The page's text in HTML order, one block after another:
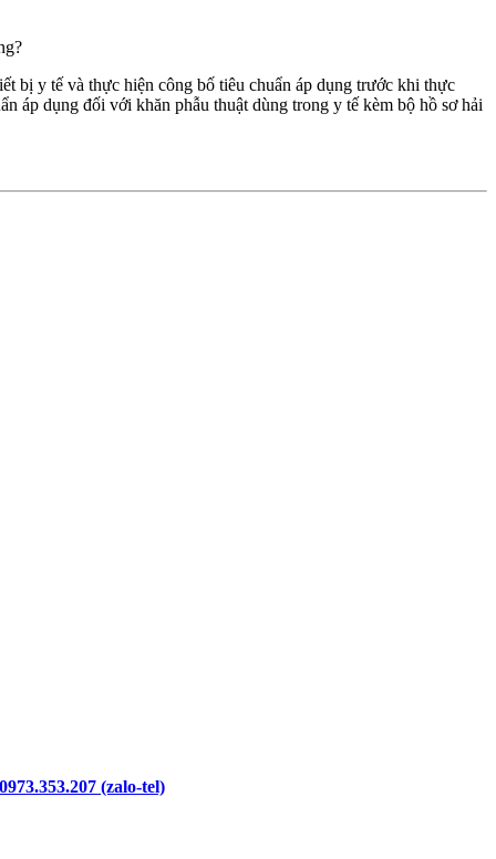
bị y tế và thực hiện công bố tiêu chuẩn áp dụng trước khi thực
áp dụng đối với khăn phẫu thuật dùng trong y tế kèm bộ hồ sơ hải
(zalo-tel)